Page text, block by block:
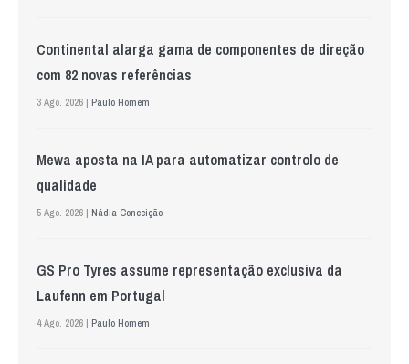
Continental alarga gama de componentes de direção
com 82 novas referências
3 Ago. 2026 | Paulo Homem
Mewa aposta na IA para automatizar controlo de
qualidade
5 Ago. 2026 | Nádia Conceição
GS Pro Tyres assume representação exclusiva da
Laufenn em Portugal
4 Ago. 2026 | Paulo Homem